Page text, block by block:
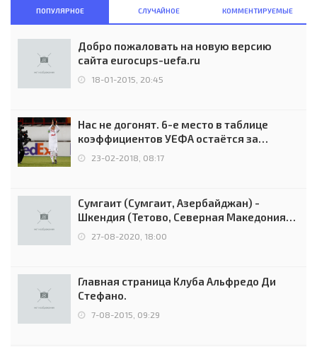
ПОПУЛЯРНОЕ СЛУЧАЙНОЕ КОММЕНТИРУЕМЫЕ
Добро пожаловать на новую версию
сайта eurocups-uefa.ru
18-01-2015, 20:45
Нас не догонят. 6-е место в таблице
коэффициентов УЕФА остаётся за
Россией
23-02-2018, 08:17
Сумгаит (Сумгаит, Азербайджан) -
Шкендия (Тетово, Северная Македония) -
0:2 (0:0)
27-08-2020, 18:00
Главная страница Клуба Альфредо Ди
Стефано.
7-08-2015, 09:29